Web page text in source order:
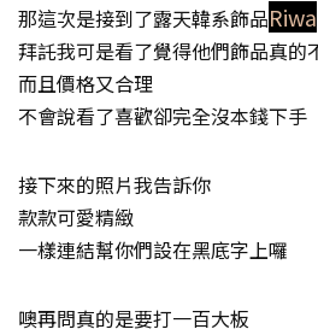
那這次是接到了露天韓系飾品Riwa
拜託我可是看了覺得他們飾品真的
而且價格又合理
不會說看了喜歡卻完全沒本錢下手
接下來的照片我告訴你
款款可愛精緻
一樣連結幫你們設在黑底字上囉
噢再問真的是要打一百大板